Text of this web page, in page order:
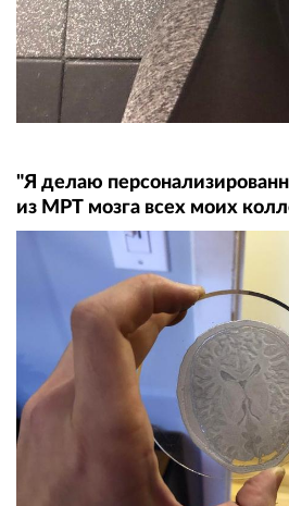
"Я делаю
из МРТ мозга всех моих